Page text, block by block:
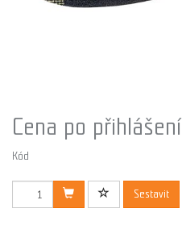
Cena po přihlášení
Kód
Sestavit